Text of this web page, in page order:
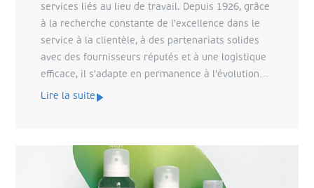
services liés au lieu de travail. Depuis 1926, grâce
à la recherche constante de l'excellence dans le
service à la clientèle, à des partenariats solides
avec des fournisseurs réputés et à une logistique
efficace, il s'adapte en permanence à l'évolution
constante des lieux de travail. La coopération
clairement défini les objectifs de leur entreprise
en matière de développement durable.
Lire la suite